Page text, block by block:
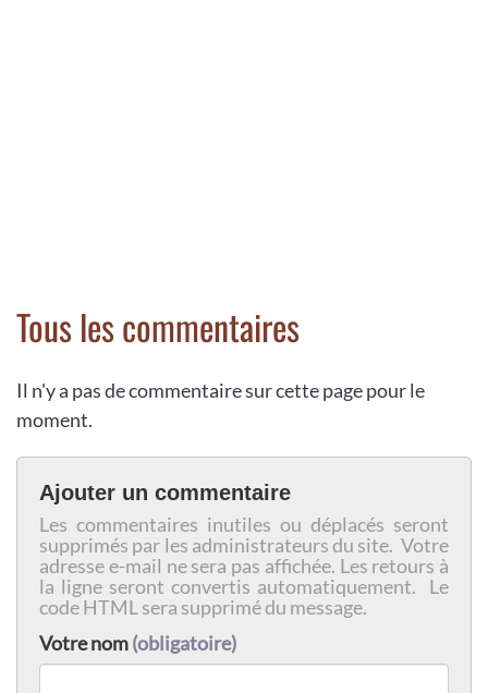
Tous les commentaires
Il n'y a pas de commentaire sur cette page pour le
moment.
Ajouter un commentaire
Les commentaires inutiles ou déplacés seront
supprimés par les administrateurs du site. Votre
adresse e-mail ne sera pas affichée. Les retours à
la ligne seront convertis automatiquement. Le
code HTML sera supprimé du message.
Votre nom(obligatoire)